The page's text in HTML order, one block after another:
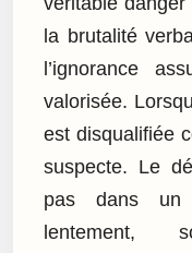
la brutalité
l’ignorance
valorisée.
est disqualifiée
suspecte. Le
pas dans un